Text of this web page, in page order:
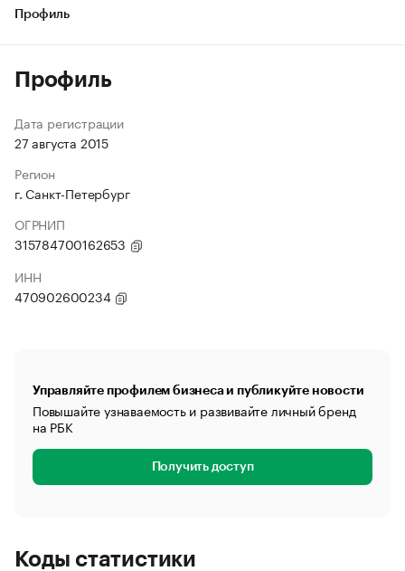
Профиль
Профиль
Дата регистрации
27 августа 2015
Регион
г. Санкт-Петербург
ОГРНИП
315784700162653
ИНН
470902600234
Управляйте профилем бизнеса и публикуйте новости
Повышайте узнаваемость и развивайте личный бренд
на РБК
Получить доступ
Коды статистики